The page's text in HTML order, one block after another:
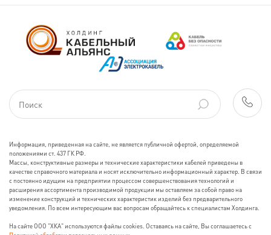
Информация, приведенная на сайте, не является публичной офертой, определяемой
положениями ст. 437 ГК РФ.
Массы, конструктивные размеры и технические характеристики кабелей приведены в
качестве справочного материала и носят исключительно информационный характер. В связи
с постоянно идущим на предприятии процессом совершенствования технологий и
расширения ассортимента производимой продукции мы оставляем за собой право на
изменение конструкций и технических характеристик изделий без предварительного
уведомления. По всем интересующим вас вопросам обращайтесь к специалистам Холдинга.
На сайте ООО "ХКА" используются файлы cookies. Оставаясь на сайте, Вы соглашаетесь с